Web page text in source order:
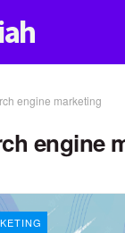
engine marketing
engine